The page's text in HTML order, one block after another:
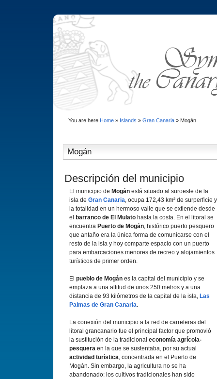
You are here Home» Islands » Gran Canaria» Mogán
Mogán
Descripción del municipio
El municipio de Mogán está situado al suroeste de la
isla de Gran Canaria, ocupa 172,43 km² de surperficie y
la totalidad en un hermoso valle que se extiende desde
el
barranco de El Mulato hasta la costa. En el litoral se
encuentra Puerto de Mogán, histórico puerto pesquero
que antaño era la única forma de comunicarse con el
resto de la isla y hoy comparte espacio con un puerto
para embarcaciones menores de recreo y alojamientos
turí­sticos de primer orden.
El pueblo de Mogán es la capital del municipio y se
emplaza a una altitud de unos 250 metros y a una
distancia de 93 kilómetros de la capital de la isla, Las
Palmas de Gran Canaria.
La conexión del municipio a la red de carreteras del
litoral grancanario fue el principal factor que promovió
la sustitución de la tradicional economí­a agrí­cola-
pesquera en la que se sustentaba, por su actual
actividad turí­stica, concentrada en el Puerto de
Mogán. Sin embargo, la agricultura no se ha
abandonado: los cultivos tradicionales han sido